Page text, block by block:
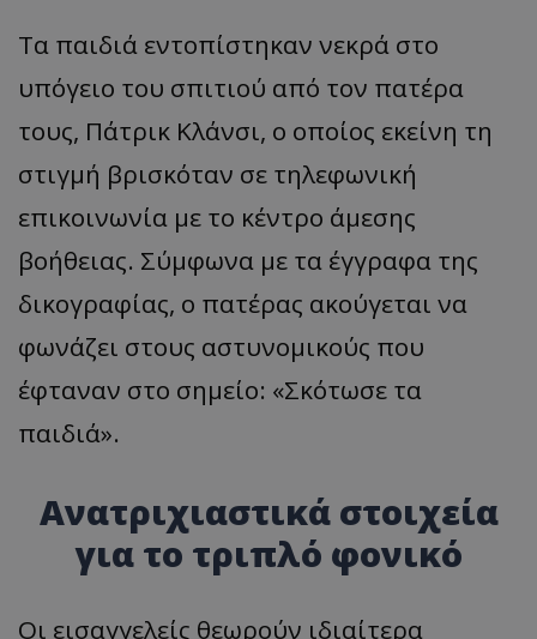
Τα παιδιά εντοπίστηκαν νεκρά στο
υπόγειο του σπιτιού από τον πατέρα
τους, Πάτρικ Κλάνσι, ο οποίος εκείνη τη
στιγμή βρισκόταν σε τηλεφωνική
επικοινωνία με το κέντρο άμεσης
βοήθειας. Σύμφωνα με τα έγγραφα της
δικογραφίας, ο πατέρας ακούγεται να
φωνάζει στους αστυνομικούς που
έφταναν στο σημείο: «Σκότωσε τα
παιδιά».
Ανατριχιαστικά στοιχεία
για το τριπλό φονικό
Οι εισαγγελείς θεωρούν ιδιαίτερα